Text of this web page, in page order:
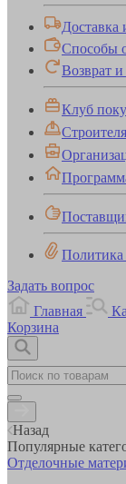
Доставка
Способы
Возврат
Клуб
Политика
Задать вопрос
Главная
Корзина
Назад
Популярные
Отделочные